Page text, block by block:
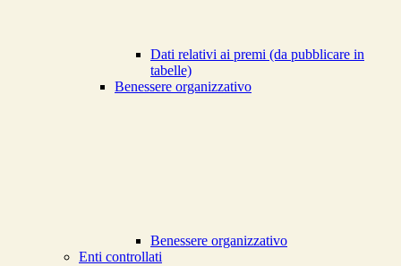
Dati relativi ai premi (da pubblicare in
tabelle)
Benessere organizzativo
Benessere organizzativo
Enti controllati